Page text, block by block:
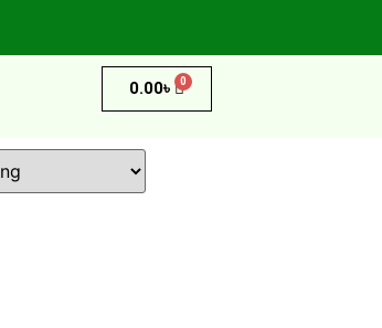
0.00৳ 0